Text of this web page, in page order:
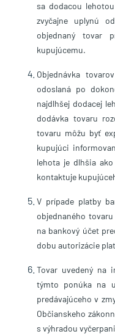
sa dodacou
zvyčajne uplynú
objednaný tovar
kupujúcemu.
Objednávka
odoslaná po
najdlhšej dodacej
dodávka tovaru
tovaru môžu byť
kupujúci
lehota je dlhšia
kontaktuje
V prípade platby
objednaného
na bankový účet
dobu autorizácie
Tovar uvedený na
týmto ponúka na
predávajúceho v
Občianskeho
s výhradou